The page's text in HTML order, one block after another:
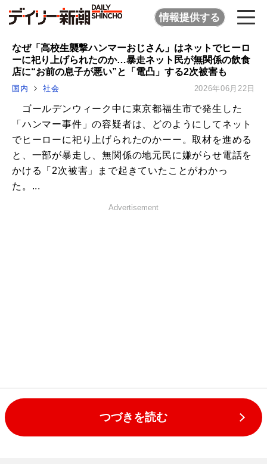
情報提供する
なぜ「高校生襲撃ハンマーおじさん」はネットでヒーロ
ーに祀り上げられたのか…暴走ネット民が無関係の飲食
店に“お前の息子が悪い”と「電凸」する2次被害も
国内 社会 2026年06月22日
ゴールデンウィーク中に東京都福生市で発生した
「ハンマー事件」の容疑者は、どのようにしてネット
でヒーローに祀り上げられたのかーー。取材を進める
と、一部が暴走し、無関係の地元民に嫌がらせ電話を
かける「2次被害」まで起きていたことがわかっ
た。...
Advertisement
つづきを読む